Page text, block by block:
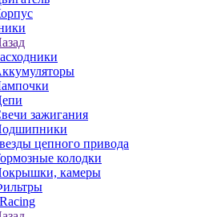
зажигания
цепного привода
колодки
камеры